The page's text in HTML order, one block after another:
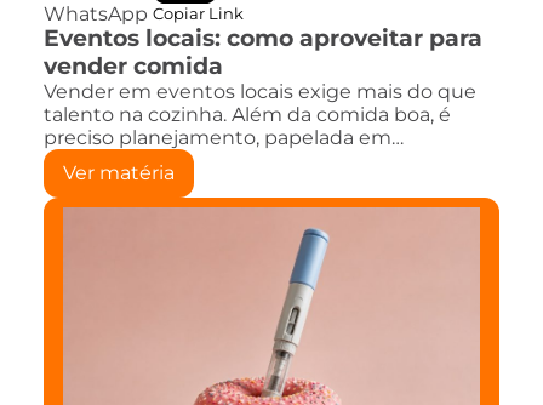
WhatsApp Copiar Link
Eventos locais: como aproveitar para
vender comida
Vender em eventos locais exige mais do que
talento na cozinha. Além da comida boa, é
preciso planejamento, papelada em…
Ver matéria